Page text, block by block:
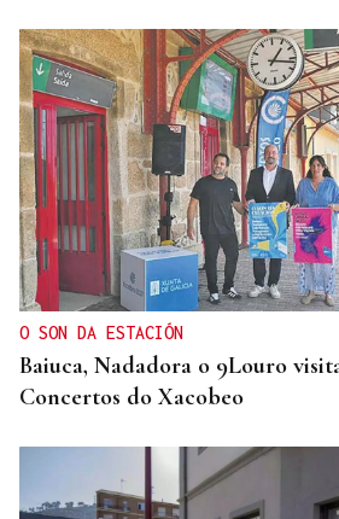
O SON DA ESTACIÓN
Baiuca, Nadadora o 9Louro
Concertos do Xacobeo